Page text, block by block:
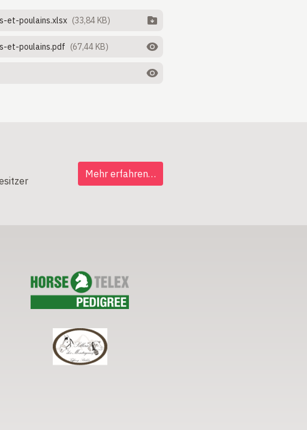
et-poulains.xlsx (33,84 KB)
et-poulains.pdf (67,44 KB)
Mehr erfahren…